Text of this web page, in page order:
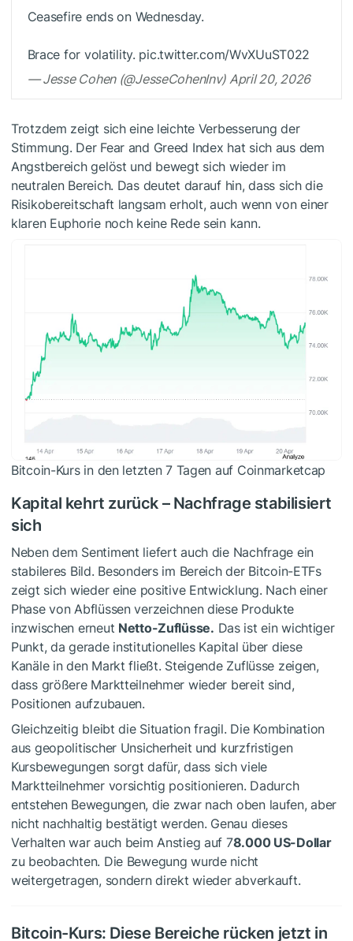
Ceasefire ends on Wednesday.
Brace for volatility. pic.twitter.com/WvXUuST022
— Jesse Cohen (@JesseCohenInv) April 20, 2026
Trotzdem zeigt sich eine leichte Verbesserung der
Stimmung. Der Fear and Greed Index hat sich aus dem
Angstbereich gelöst und bewegt sich wieder im
neutralen Bereich. Das deutet darauf hin, dass sich die
Risikobereitschaft langsam erholt, auch wenn von einer
klaren Euphorie noch keine Rede sein kann.
Bitcoin-Kurs in den letzten 7 Tagen auf Coinmarketcap
Kapital kehrt zurück – Nachfrage stabilisiert
sich
Neben dem Sentiment liefert auch die Nachfrage ein
stabileres Bild. Besonders im Bereich der Bitcoin-ETFs
zeigt sich wieder eine positive Entwicklung. Nach einer
Phase von Abflüssen verzeichnen diese Produkte
inzwischen erneut Netto-Zuflüsse. Das ist ein wichtiger
Punkt, da gerade institutionelles Kapital über diese
Kanäle in den Markt fließt. Steigende Zuflüsse zeigen,
dass größere Marktteilnehmer wieder bereit sind,
Positionen aufzubauen.
Gleichzeitig bleibt die Situation fragil. Die Kombination
aus geopolitischer Unsicherheit und kurzfristigen
Kursbewegungen sorgt dafür, dass sich viele
Marktteilnehmer vorsichtig positionieren. Dadurch
entstehen Bewegungen, die zwar nach oben laufen, aber
nicht nachhaltig bestätigt werden. Genau dieses
Verhalten war auch beim Anstieg auf 78.000 US-Dollar
zu beobachten. Die Bewegung wurde nicht
weitergetragen, sondern direkt wieder abverkauft.
Bitcoin-Kurs: Diese Bereiche rücken jetzt in